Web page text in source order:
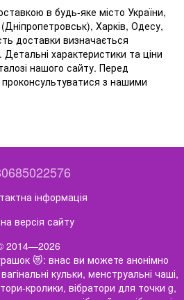
в будь-яке місто України,
Харків, Одесу,
доставки визначається
характеристики та ціни
нашого сайту. Перед
з нашими
інформація
версія сайту
2014—2026
😻: внас ви можете анонімно
кульки, менструальні чаші,
кролики, вібратори для точки g,